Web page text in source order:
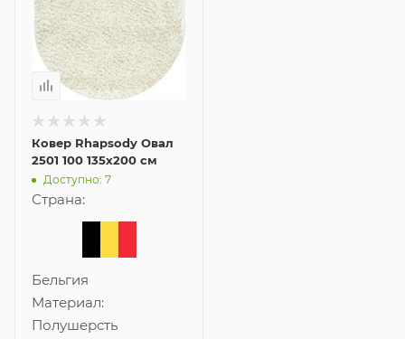
Ковер Rhapsody Овал
2501 100 135x200 см
Доступно: 7
Страна:
Бельгия
Материал:
Полушерсть